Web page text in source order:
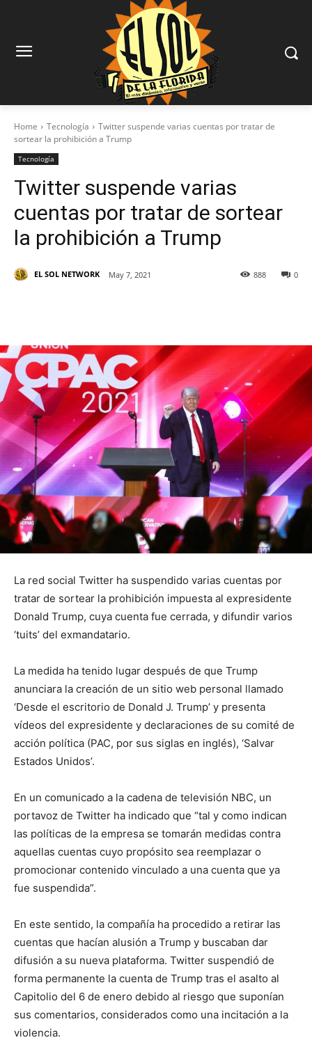
Home Tecnología
Twitter suspende varias cuentas por tratar de
sortear la prohibición a Trump
Tecnología
Twitter suspende varias
cuentas por tratar de sortear
la prohibición a Trump
EL SOL NETWORK May 7, 2021 0
888
La red social Twitter ha suspendido varias cuentas por
tratar de sortear la prohibición impuesta al expresidente
Donald Trump, cuya cuenta fue cerrada, y difundir varios
‘tuits’ del exmandatario.
La medida ha tenido lugar después de que Trump
anunciara la creación de un sitio web personal llamado
‘Desde el escritorio de Donald J. Trump’ y presenta
vídeos del expresidente y declaraciones de su comité de
acción política (PAC, por sus siglas en inglés), ‘Salvar
Estados Unidos’.
En un comunicado a la cadena de televisión NBC, un
portavoz de Twitter ha indicado que “tal y como indican
las políticas de la empresa se tomarán medidas contra
aquellas cuentas cuyo propósito sea reemplazar o
promocionar contenido vinculado a una cuenta que ya
fue suspendida”.
En este sentido, la compañía ha procedido a retirar las
cuentas que hacían alusión a Trump y buscaban dar
difusión a su nueva plataforma. Twitter suspendió de
forma permanente la cuenta de Trump tras el asalto al
Capitolio del 6 de enero debido al riesgo que suponían
sus comentarios, considerados como una incitación a la
violencia.